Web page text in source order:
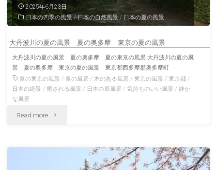
景
の
秋
景 "
嶋
社
東
京
り
2025年6月23日
日本の四季の風景 / 日本の自然風景 / 日本の夏の風景
大丹波川の夏の風景 夏の奥多摩 東京の夏の風景
大丹波川の夏の風景 夏の奥多摩 夏の東京の風景 大丹波川の夏の風
景 夏の奥多摩 東京の夏の風景 東京都西多摩郡奥多摩町
夏の東京の風景 / 夏の風景 /木のある風景 / 東京の風景 / 東京都 /
日本の絶景 /癒される風景 / 日本の原風景 /気持ちのいい風景 / 静か
な風景
Read more "大